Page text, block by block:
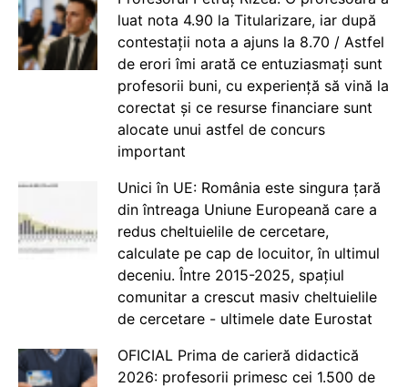
luat nota 4.90 la Titularizare, iar după
contestații nota a ajuns la 8.70 / Astfel
de erori îmi arată ce entuziasmați sunt
profesorii buni, cu experiență să vină la
corectat și ce resurse financiare sunt
alocate unui astfel de concurs
important
Unici în UE: România este singura țară
din întreaga Uniune Europeană care a
redus cheltuielile de cercetare,
calculate pe cap de locuitor, în ultimul
deceniu. Între 2015-2025, spațiul
comunitar a crescut masiv cheltuielile
de cercetare - ultimele date Eurostat
OFICIAL Prima de carieră didactică
2026: profesorii primesc cei 1.500 de